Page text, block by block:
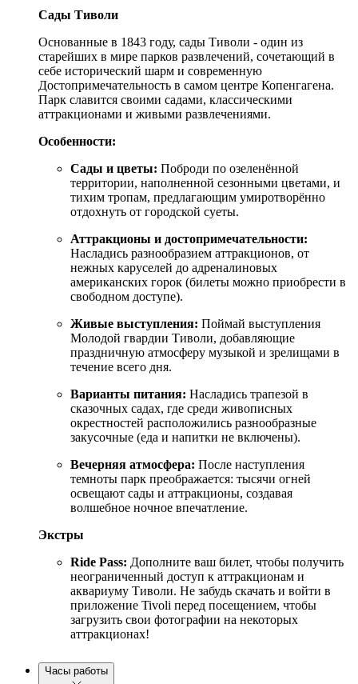
Сады Тиволи
Основанные в 1843 году, сады Тиволи - один из
старейших в мире парков развлечений, сочетающий в
себе исторический шарм и современную
Достопримечательность в самом центре Копенгагена.
Парк славится своими садами, классическими
аттракционами и живыми развлечениями.
Особенности:
Сады и цветы: Поброди по озеленённой
территории, наполненной сезонными цветами, и
тихим тропам, предлагающим умиротворённо
отдохнуть от городской суеты.
Аттракционы и достопримечательности:
Насладись разнообразием аттракционов, от
нежных каруселей до адреналиновых
американских горок (билеты можно приобрести в
свободном доступе).
Живые выступления: Поймай выступления
Молодой гвардии Тиволи, добавляющие
праздничную атмосферу музыкой и зрелищами в
течение всего дня.
Варианты питания: Насладись трапезой в
сказочных садах, где среди живописных
окрестностей расположились разнообразные
закусочные (еда и напитки не включены).
Вечерняя атмосфера: После наступления
темноты парк преображается: тысячи огней
освещают сады и аттракционы, создавая
волшебное ночное впечатление.
Экстры
Ride Pass: Дополните ваш билет, чтобы получить
неограниченный доступ к аттракционам и
аквариуму Тиволи. Не забудь скачать и войти в
приложение Tivoli перед посещением, чтобы
загрузить свои фотографии на некоторых
аттракционах!
Часы работы